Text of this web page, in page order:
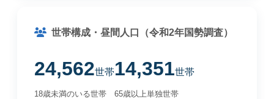
世帯構成・昼間人口（令和2年国勢調査）
24,562世帯
18歳未満のいる世帯
14,351世帯
65歳以上単独世帯